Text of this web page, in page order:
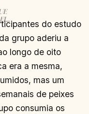
→
do estudo
grupo aderiu a
longo de oito
era a mesma,
mas um
de peixes
consumia os